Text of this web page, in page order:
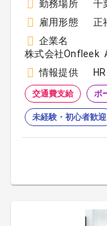
勤務場所
千
雇用形態
正
企業名
株式会社Onfleek
情報提供
交通費支給 ボ
未経験・初心者歓迎